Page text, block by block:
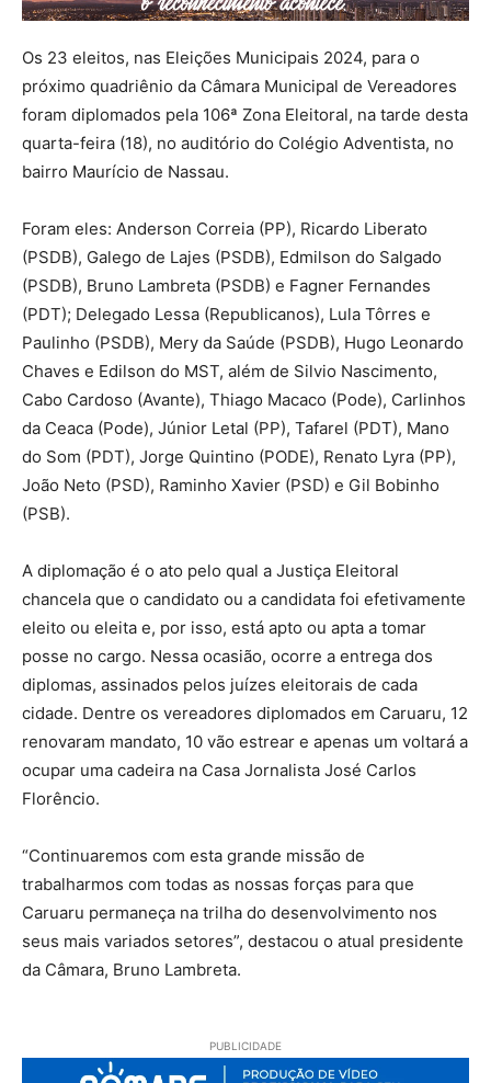
Os 23 eleitos, nas Eleições Municipais 2024, para o
próximo quadriênio da Câmara Municipal de Vereadores
foram diplomados pela 106ª Zona Eleitoral, na tarde desta
quarta-feira (18), no auditório do Colégio Adventista, no
bairro Maurício de Nassau.
Foram eles: Anderson Correia (PP), Ricardo Liberato
(PSDB), Galego de Lajes (PSDB), Edmilson do Salgado
(PSDB), Bruno Lambreta (PSDB) e Fagner Fernandes
(PDT); Delegado Lessa (Republicanos), Lula Tôrres e
Paulinho (PSDB), Mery da Saúde (PSDB), Hugo Leonardo
Chaves e Edilson do MST, além de Silvio Nascimento,
Cabo Cardoso (Avante), Thiago Macaco (Pode), Carlinhos
da Ceaca (Pode), Júnior Letal (PP), Tafarel (PDT), Mano
do Som (PDT), Jorge Quintino (PODE), Renato Lyra (PP),
João Neto (PSD), Raminho Xavier (PSD) e Gil Bobinho
(PSB).
A diplomação é o ato pelo qual a Justiça Eleitoral
chancela que o candidato ou a candidata foi efetivamente
eleito ou eleita e, por isso, está apto ou apta a tomar
posse no cargo. Nessa ocasião, ocorre a entrega dos
diplomas, assinados pelos juízes eleitorais de cada
cidade. Dentre os vereadores diplomados em Caruaru, 12
renovaram mandato, 10 vão estrear e apenas um voltará a
ocupar uma cadeira na Casa Jornalista José Carlos
Florêncio.
“Continuaremos com esta grande missão de
trabalharmos com todas as nossas forças para que
Caruaru permaneça na trilha do desenvolvimento nos
seus mais variados setores”, destacou o atual presidente
da Câmara, Bruno Lambreta.
PUBLICIDADE